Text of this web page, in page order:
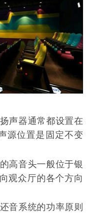
声器通常都设置在
源位置是固定不变
高音头一般位于银
观众厅的各个方向
音系统的功率原则